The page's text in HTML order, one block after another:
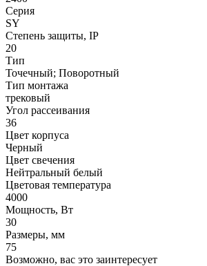
Серия
SY
Степень защиты, IP
20
Тип
Точечный; Поворотный
Тип монтажа
трековый
Угол рассеивания
36
Цвет корпуса
Черный
Цвет свечения
Нейтральный белый
Цветовая температура
4000
Мощность, Вт
30
Размеры, мм
75
Возможно, вас это заинтересует